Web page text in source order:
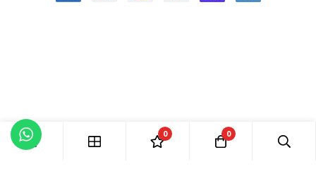
0 0